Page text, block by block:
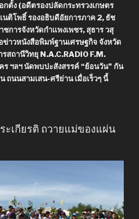
กตั้ง (อดีตรองปลัดกระทรวงเกษตร
นติโพธิ์ รองอธิบดีอัยการภาค 2, ธัช
การจังหวัดกำแพงเพชร, สุธาร วสุ
ข่าวหนังสือพิมพ์ฐานเศรษฐกิจ จังหวัด
สถานีวิทยุ N.A.C.RADIO F.M.
ฯลฯ นัดพบปะสังสรรค์ “ย้อนวัน” กัน
ถนนสามเสน-ศรีย่าน เมื่อเร็วๆ นี้
ะเกียรติ ถวายแม่ของแผ่น